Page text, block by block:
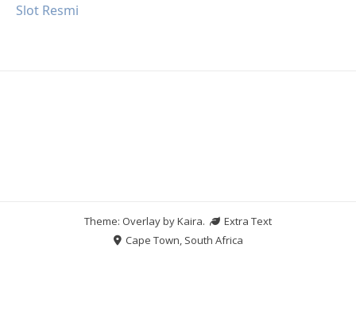
Slot Resmi
Theme: Overlay byKaira.
Extra Text
Cape Town, South Africa